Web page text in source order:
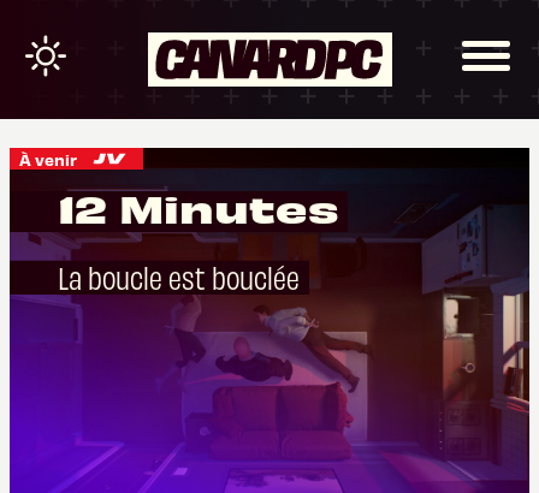
À venir
12 Minutes
La boucle est bouclée